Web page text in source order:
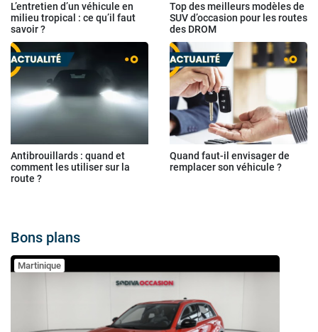
L’entretien d’un véhicule en
milieu tropical : ce qu’il faut
savoir ?
Top des meilleurs modèles de
SUV d’occasion pour les routes
des DROM
Antibrouillards : quand et
comment les utiliser sur la
route ?
Quand faut-il envisager de
remplacer son véhicule ?
Bons plans
Martinique